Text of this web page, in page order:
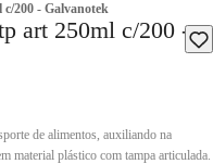
200 - Galvanotek
art 250ml c/200 -
de alimentos, auxiliando na
material plástico com tampa articulada.